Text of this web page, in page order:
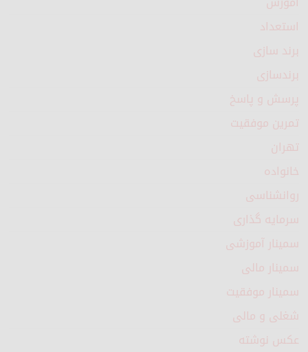
استعداد
برند سازی
برندسازی
پرسش و پاسخ
تمرین موفقیت
تهران
خانواده
روانشناسی
سرمایه گذاری
سمینار آموزشی
سمینار مالی
سمینار موفقیت
شغلی و مالی
عکس نوشته